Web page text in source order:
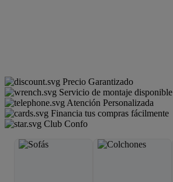
Precio Garantizado
Servicio de montaje disponible
Atención Personalizada
Financia tus compras fácilmente
Club Confo